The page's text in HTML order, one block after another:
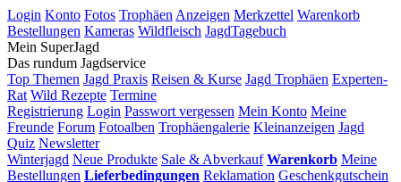
Login Konto Fotos Trophäen Anzeigen Merkzettel Warenkorb
Bestellungen Kameras Wildfleisch JagdTagebuch
Mein SuperJagd
Das rundum Jagdservice
Top Themen Jagd Praxis Reisen & Kurse Jagd Trophäen Experten-
Rat Wild Rezepte Termine
Registrierung Login Passwort vergessen Mein Konto Meine
Freunde Forum Fotoalben Trophäengalerie Kleinanzeigen Jagd
Quiz Newsletter
Winterjagd Neue Produkte Sale & Abverkauf Warenkorb Meine
Bestellungen Lieferbedingungen Reklamation Geschenkgutschein